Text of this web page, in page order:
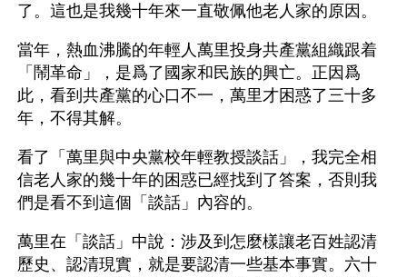
了。這也是我幾十年來一直敬佩他老人家的原因。
當年，熱血沸騰的年輕人萬里投身共產黨組織跟着
「鬧革命」，是爲了國家和民族的興亡。正因爲
此，看到共產黨的心口不一，萬里才困惑了三十多
年，不得其解。
看了「萬里與中央黨校年輕教授談話」，我完全相
信老人家的幾十年的困惑已經找到了答案，否則我
們是看不到這個「談話」內容的。
萬里在「談話」中說：涉及到怎麼樣讓老百姓認清
歷史、認清現實，就是要認清一些基本事實。六十